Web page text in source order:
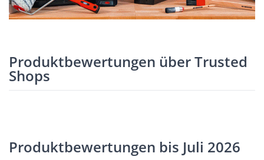
Produktbewertungen über Trusted
Shops
Produktbewertungen bis Juli 2026